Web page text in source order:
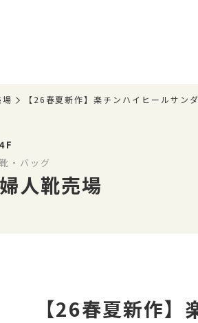
【26春夏新作】楽チンハイヒールサン
4F
靴・バッグ
婦人靴売場
【26春夏新作